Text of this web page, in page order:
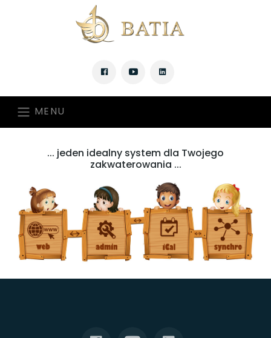
MENU
... jeden idealny system dla Twojego
zakwaterowania ...